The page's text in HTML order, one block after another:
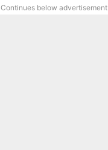
Continues below advertisement